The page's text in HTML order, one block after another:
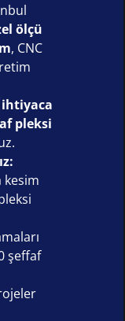
ölçü
, CNC
ihtiyaca
pleksi
kesim
şeffaf